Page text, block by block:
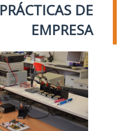
PRÁCTICAS DE
EMPRESA